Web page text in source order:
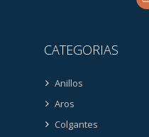
CATEGORIAS
Anillos
Aros
Colgantes